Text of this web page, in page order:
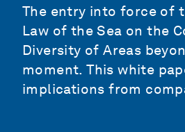
The entry into force of
Law of the Sea on the
Diversity of Areas
moment. This white
implications from